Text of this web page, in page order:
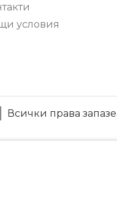
условия
Всички права